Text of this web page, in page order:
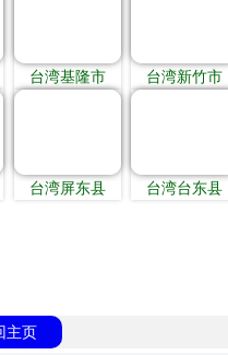
台湾基隆市 台湾新竹市
台湾屏东县 台湾台东县
主页